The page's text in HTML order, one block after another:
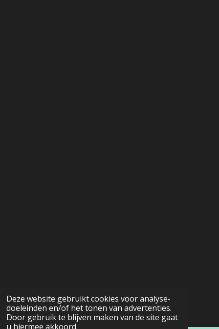
Deze website gebruikt cookies voor analyse-
doeleinden en/of het tonen van advertenties.
Door gebruik te blijven maken van de site gaat
u hiermee akkoord.